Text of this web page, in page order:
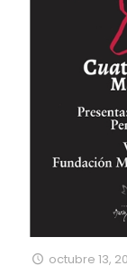
octubre 13,